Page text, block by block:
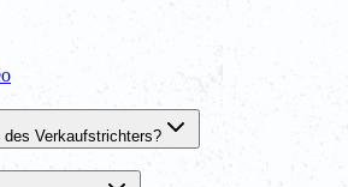
des Verkaufstrichters?